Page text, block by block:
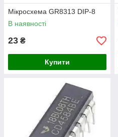
Мікросхема GR8313 DIP-8
В наявності
23 ₴
Купити